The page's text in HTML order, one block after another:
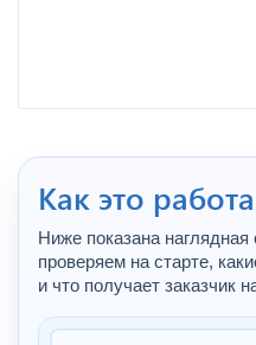
Как это
Ниже показана
проверяем на старте,
и что получает заказчик